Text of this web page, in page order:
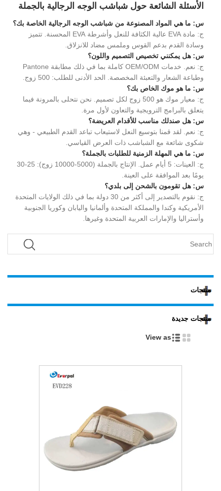
الأسئلة الشائعة حول شباشب الوجه الرجالية بالجملة
س: ما هي المواد المصنوعة من شباشب الوجه الرجالية الخاصة بك؟
ج: مادة EVA عالية الكثافة للنعل وأشرطة EVA المحسنة. تتميز
وسادة القدم بدعم القوس وملمس مضاد للانزلاق.
س: هل يمكنني تخصيص التصميم واللون؟
ج: نعم. خدمات OEM/ODM كاملة بما في ذلك مطابقة Pantone
وطباعة الشعار والتعبئة المخصصة. الحد الأدنى للطلب: 500 زوج.
س: ما هو موك الخاص بك؟
ج: معيار موك هو 500 زوج لكل تصميم. نحن نتحلى بالمرونة فيما
يتعلق بالبرامج الترويجية والتعاون لأول مرة.
س: هل صندلك مناسب للأقدام العريضة؟
ج: نعم. لقد قمنا بتوسيع النعل لاستيعاب تباعد القدم الطبيعي - وهي
شكوى شائعة مع الشباشب ذات العرض القياسي.
س: ما هي المهلة الزمنية للطلبات بالجملة؟
ج: العينات: 5 أيام عمل. الإنتاج بالجملة (5000-10000 زوج): 25-30
يومًا بعد الموافقة على العينة.
س: هل تقومون بالشحن إلى بلدي؟
ج: نقوم بالتصدير إلى أكثر من 30 دولة بما في ذلك الولايات المتحدة
الأمريكية وكندا والمملكة المتحدة وألمانيا واليابان وكوريا الجنوبية
وأستراليا والإمارات العربية المتحدة وغيرها.
منتجات
منتجات جديدة
View as